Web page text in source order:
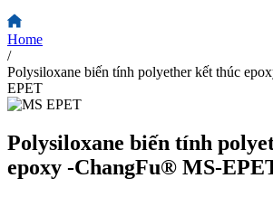
Home
/
Polysiloxane biến tính polyether kết thúc
EPET
Polysiloxane biến tính
epoxy -ChangFu® MS-